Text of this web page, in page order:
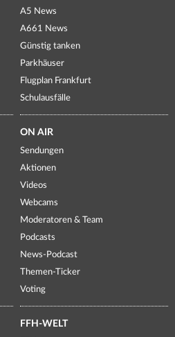
A5 News
A661 News
Günstig tanken
Parkhäuser
Flugplan Frankfurt
Schulausfälle
ON AIR
Sendungen
Aktionen
Videos
Webcams
Moderatoren & Team
Podcasts
News-Podcast
Themen-Ticker
Voting
FFH-WELT